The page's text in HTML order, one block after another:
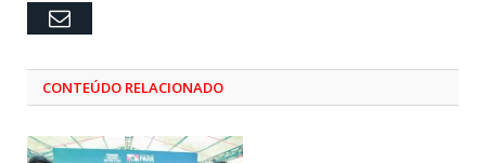
Email
CONTEÚDO RELACIONADO